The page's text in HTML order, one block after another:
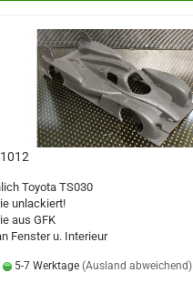
Toyota TS030
unlackiert!
aus GFK
Fenster u. Interieur
5-7 Werktage (Ausland abweichend)